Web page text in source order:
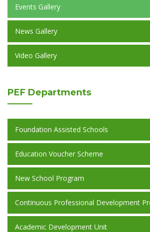
Events Gallery
News Gallery
Video Gallery
PEF Departments
Foundation Assisted Schools
Education Voucher Scheme
New School Program
Continuous Professional Development
Academic Development Unit